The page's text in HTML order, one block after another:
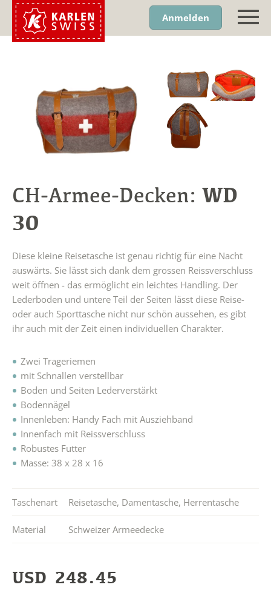
Anmelden
CH-Armee-Decken: WD
30
Diese kleine Reisetasche ist genau richtig für eine Nacht
auswärts. Sie lässt sich dank dem grossen Reissverschluss
weit öffnen - das ermöglicht ein leichtes Handling. Der
Lederboden und untere Teil der Seiten lässt diese Reise-
oder auch Sporttasche nicht nur schön aussehen, es gibt
ihr auch mit der Zeit einen individuellen Charakter.
Zwei Trageriemen
mit Schnallen verstellbar
Boden und Seiten Lederverstärkt
Bodennägel
Innenleben: Handy Fach mit Ausziehband
Innenfach mit Reissverschluss
Robustes Futter
Masse: 38 x 28 x 16
Taschenart Reisetasche, Damentasche, Herrentasche
Material Schweizer Armeedecke
USD 248.45